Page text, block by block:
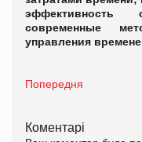
эффективность
современные
управления
Попередня
Коментарі